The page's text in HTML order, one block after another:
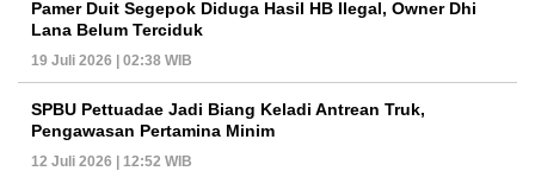
Pamer Duit Segepok Diduga Hasil HB Ilegal, Owner Dhi
Lana Belum Terciduk
19 Juli 2026 | 02:38 WIB
SPBU Pettuadae Jadi Biang Keladi Antrean Truk,
Pengawasan Pertamina Minim
12 Juli 2026 | 12:52 WIB